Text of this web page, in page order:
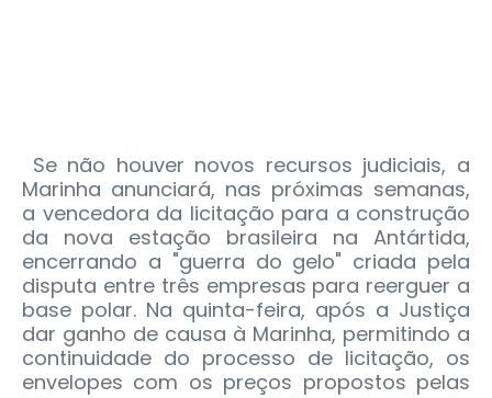
Se não houver novos recursos judiciais, a
Marinha anunciará, nas próximas semanas,
a vencedora da licitação para a construção
da nova estação brasileira na Antártida,
encerrando a "guerra do gelo" criada pela
disputa entre três empresas para reerguer a
base polar. Na quinta-feira, após a Justiça
dar ganho de causa à Marinha, permitindo a
continuidade do processo de licitação, os
envelopes com os preços propostos pelas